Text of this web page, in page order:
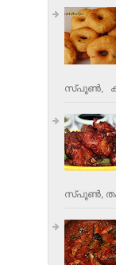
സ്പൂണ്‍,
സ്പൂണ്‍,